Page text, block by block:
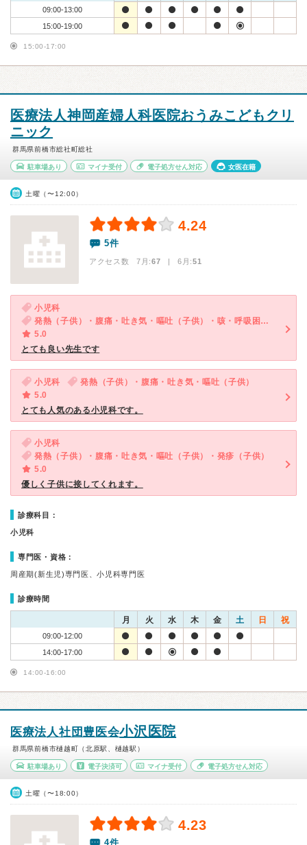
09:00-13:00
15:00-19:00
15:00-17:00
医療法人神岡産婦人科医院おうみこどもクリ
ニック
群馬県前橋市総社町総社
駐車場あり マイナ受付 電子処方せん対応 女医在籍
土曜（〜12:00）
4.24
5件
アクセス数 7月:67 | 6月:51
小児科
発熱（子供）・腹痛・吐き気・嘔吐（子供）・咳・呼吸困難（子供）
5.0
とても良い先生です
小児科
発熱（子供）・腹痛・吐き気・嘔吐（子供）
5.0
とても人気のある小児科です。
小児科
発熱（子供）・腹痛・吐き気・嘔吐（子供）・発疹（子供）
5.0
優しく子供に接してくれます。
診療科目：
小児科
専門医・資格：
周産期(新生児)専門医、小児科専門医
診療時間
月 火 水 木 金 土 日 祝
09:00-12:00
14:00-17:00
14:00-16:00
医療法人社団豊医会小沢医院
群馬県前橋市樋越町（北原駅、樋越駅）
駐車場あり 電子決済可 マイナ受付 電子処方せん対応
土曜（〜18:00）
4.23
4件